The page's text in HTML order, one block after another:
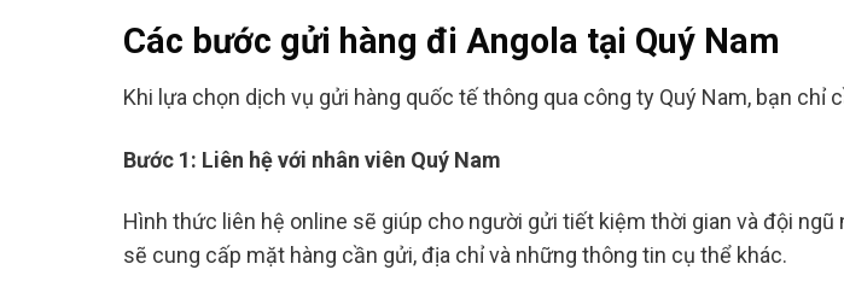
Các bước gửi hàng đi Angola tại Quý Nam
Khi lựa chọn dịch vụ gửi hàng quốc tế thông qua công ty Quý Nam, bạn
Bước 1: Liên hệ với nhân viên Quý Nam
Hình thức liên hệ online sẽ giúp cho người gửi tiết kiệm thời gian và đội
sẽ cung cấp mặt hàng cần gửi, địa chỉ và những thông tin cụ thể khác.